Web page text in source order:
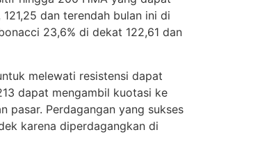
dan terendah bulan ini di
23,6% di dekat 122,61 dan
melewati resistensi dapat
dapat mengambil kuotasi ke
pasar. Perdagangan yang sukses
karena diperdagangkan di